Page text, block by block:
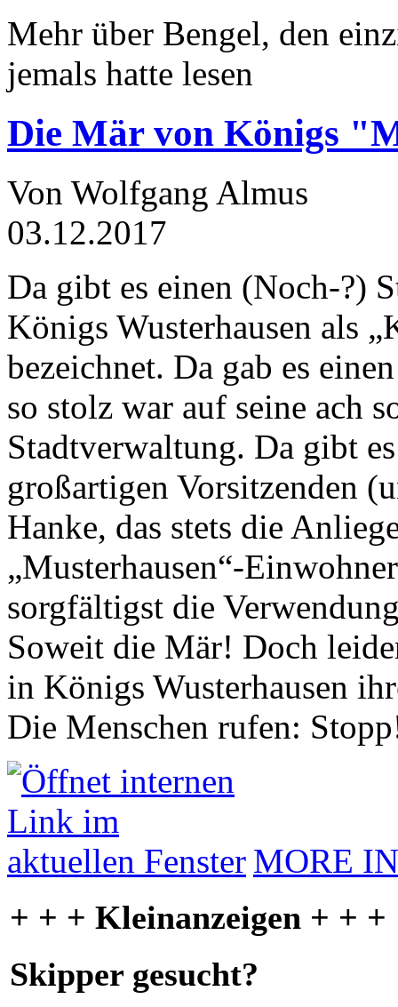
Mehr über Bengel, den
jemals hatte lesen
Die Mär von Königs
Von Wolfgang Almus
03.12.2017
Da gibt es einen (Noch-?)
Königs Wusterhausen als
bezeichnet. Da gab es
so stolz war auf seine ach
Stadtverwaltung. Da gibt
großartigen Vorsitzenden
Hanke, das stets die
„Musterhausen“-
sorgfältigst die
Soweit die Mär! Doch
in Königs Wusterhausen
Die Menschen rufen:
MORE
+ + + Kleinanzeigen + + +
Skipper gesucht?